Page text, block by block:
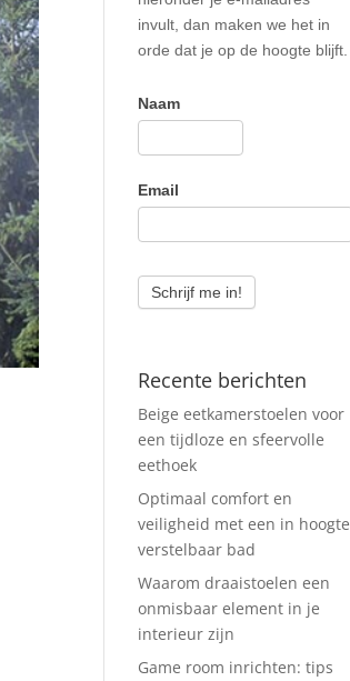
invult, dan maken we het in
orde dat je op de hoogte blijft.
Naam
Email
Schrijf me in!
Recente berichten
Beige eetkamerstoelen voor
een tijdloze en sfeervolle
eethoek
Optimaal comfort en
veiligheid met een in hoogte
verstelbaar bad
Waarom draaistoelen een
onmisbaar element in je
interieur zijn
Game room inrichten: tips